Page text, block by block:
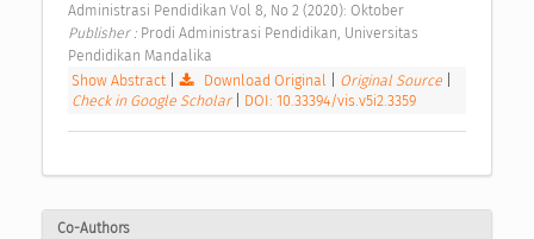
Administrasi Pendidikan Vol 8, No 2 (2020): Oktober
Publisher : Prodi Administrasi Pendidikan, Universitas
Pendidikan Mandalika
Show Abstract| Download Original Original Source
Check in Google Scholar
DOI: 10.33394/vis.v5i2.3359
Co-Authors